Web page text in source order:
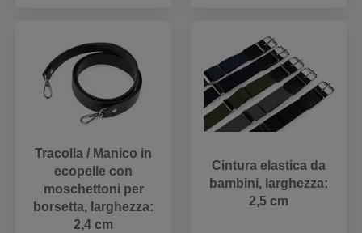
Tracolla / Manico in
ecopelle con
moschettoni per
borsetta, larghezza:
2,4 cm
Cintura elastica da
bambini, larghezza:
2,5 cm